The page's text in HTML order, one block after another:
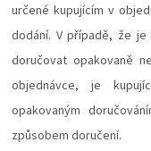
určené kupujícím v
dodání. V případě, že
doručovat opakovaně
objednávce, je
opakovaným
způsobem doručení.